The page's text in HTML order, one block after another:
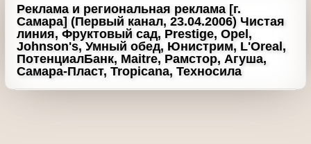
Реклама и региональная реклама [г.
Самара] (Первый канал, 23.04.2006)
Чистая линия, Фруктовый сад, Prestige,
Opel, Johnson's, Умный обед, Юнистрим,
L'Oreal, ПотенциалБанк, Maitre, Рамстор,
Агуша, Самара-Пласт, Tropicana,
Техносила